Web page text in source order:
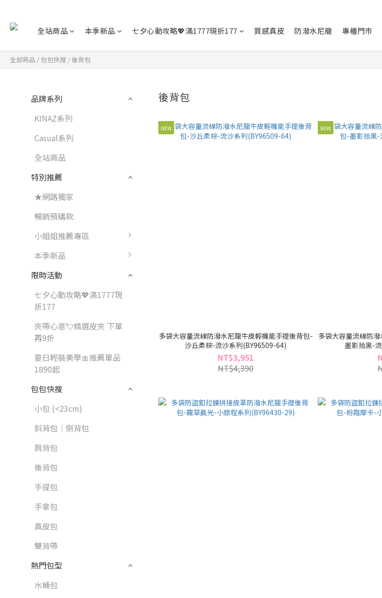
全站商品 本季新品 七夕心動攻略💖滿1777現折177 質感真皮 防潑水尼龍 專櫃門市
全部商品 / 包包快搜 /後背包
品牌系列
KINAZ系列
Casual系列
全站商品
特別推薦
★網路獨家
暢銷預購款
小姐姐推薦專區
本季新品
限時活動
七夕心動攻略💖滿1777現
折177
夾帶心意💘精選皮夾 下單
再9折
夏日輕裝美學🎀推薦單品
1890起
包包快搜
小包 (<23cm)
斜背包｜側背包
肩背包
後背包
手提包
手拿包
真皮包
雙背帶
熱門包型
水桶包
後背包
NEW
多袋大容量流線防潑水尼龍牛皮輕機能手提後背包-
沙丘柔棕-流沙系列(BY96509-64)
NT$3,951
NT$4,390
NEW
多袋大容量流線防
墨影拾黑-